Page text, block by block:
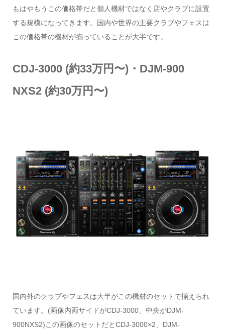
もはやもうこの価格帯だと個人機材ではなく店やクラブに設置
する規模になってきます。国内や世界の主要クラブやフェスは
この価格帯の機材が揃っていることが大半です。
CDJ-3000 (約33万円〜)・DJM-900
NXS2 (約30万円〜)
国内外のクラブやフェスは大半がこの機材のセットで揃えられ
ています。(画像内両サイドがCDJ-3000、中央がDJM-
900NXS2)この画像のセットだとCDJ-3000×2、DJM-